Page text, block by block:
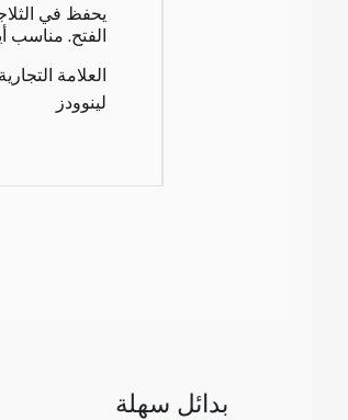
الفتح. مناسب
العلامة التجارية
لينوودز
بدائل سهلة